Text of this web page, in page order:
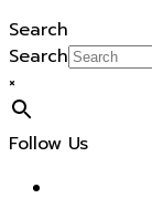
Search
Search
×
Follow Us